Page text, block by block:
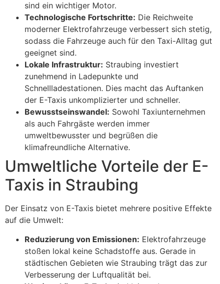
sind ein wichtiger Motor.
Technologische Fortschritte: Die Reichweite
moderner Elektrofahrzeuge verbessert sich stetig,
sodass die Fahrzeuge auch für den Taxi-Alltag gut
geeignet sind.
Lokale Infrastruktur: Straubing investiert
zunehmend in Ladepunkte und
Schnellladestationen. Dies macht das Auftanken
der E-Taxis unkomplizierter und schneller.
Bewusstseinswandel: Sowohl Taxiunternehmen
als auch Fahrgäste werden immer
umweltbewusster und begrüßen die
klimafreundliche Alternative.
Umweltliche Vorteile der E-
Taxis in Straubing
Der Einsatz von E-Taxis bietet mehrere positive Effekte
auf die Umwelt:
Reduzierung von Emissionen: Elektrofahrzeuge
stoßen lokal keine Schadstoffe aus. Gerade in
städtischen Gebieten wie Straubing trägt das zur
Verbesserung der Luftqualität bei.